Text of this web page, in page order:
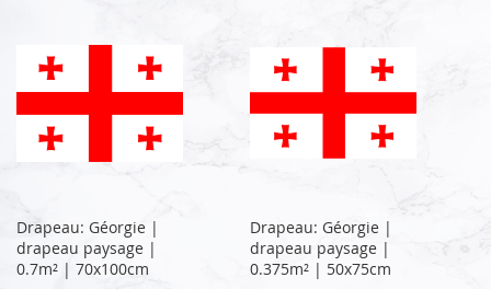
Drapeau: Géorgie |
drapeau paysage |
0.7m² | 70x100cm
Drapeau: Géorgie |
drapeau paysage |
0.375m² | 50x75cm